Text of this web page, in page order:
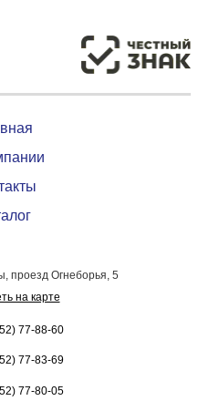
проезд Огнеборья, 5
на карте
77-88-60
77-83-69
77-80-05